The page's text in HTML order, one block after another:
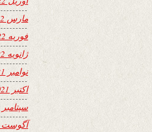
مارس 2022
فوریه 2022
ژانویه 2022
نوامبر 2021
اکتبر 2021
سپتامبر 2021
آگوست 2021